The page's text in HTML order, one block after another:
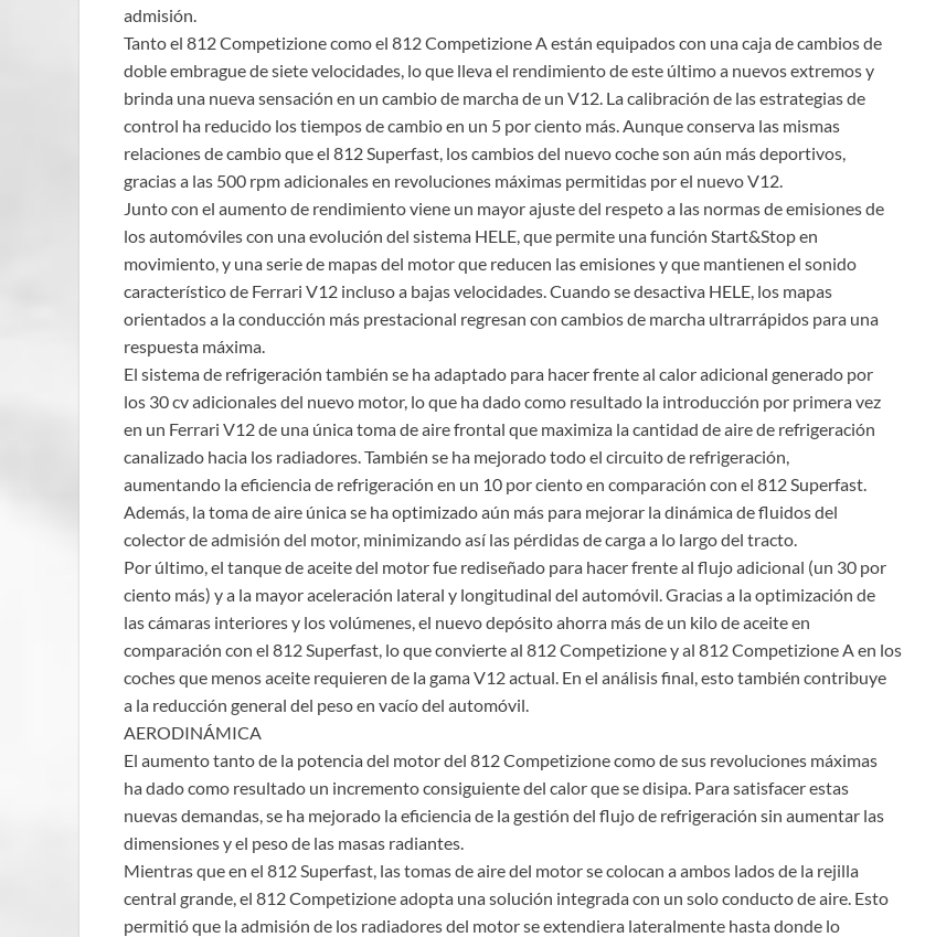
admisión.
Tanto el 812 Competizione como el 812 Competizione A están equipados con una caja de cambios de
doble embrague de siete velocidades, lo que lleva el rendimiento de este último a nuevos extremos y
brinda una nueva sensación en un cambio de marcha de un V12. La calibración de las estrategias de
control ha reducido los tiempos de cambio en un 5 por ciento más. Aunque conserva las mismas
relaciones de cambio que el 812 Superfast, los cambios del nuevo coche son aún más deportivos,
gracias a las 500 rpm adicionales en revoluciones máximas permitidas por el nuevo V12.
Junto con el aumento de rendimiento viene un mayor ajuste del respeto a las normas de emisiones de
los automóviles con una evolución del sistema HELE, que permite una función Start&Stop en
movimiento, y una serie de mapas del motor que reducen las emisiones y que mantienen el sonido
característico de Ferrari V12 incluso a bajas velocidades. Cuando se desactiva HELE, los mapas
orientados a la conducción más prestacional regresan con cambios de marcha ultrarrápidos para una
respuesta máxima.
El sistema de refrigeración también se ha adaptado para hacer frente al calor adicional generado por
los 30 cv adicionales del nuevo motor, lo que ha dado como resultado la introducción por primera vez
en un Ferrari V12 de una única toma de aire frontal que maximiza la cantidad de aire de refrigeración
canalizado hacia los radiadores. También se ha mejorado todo el circuito de refrigeración,
aumentando la eficiencia de refrigeración en un 10 por ciento en comparación con el 812 Superfast.
Además, la toma de aire única se ha optimizado aún más para mejorar la dinámica de fluidos del
colector de admisión del motor, minimizando así las pérdidas de carga a lo largo del tracto.
Por último, el tanque de aceite del motor fue rediseñado para hacer frente al flujo adicional (un 30 por
ciento más) y a la mayor aceleración lateral y longitudinal del automóvil. Gracias a la optimización de
las cámaras interiores y los volúmenes, el nuevo depósito ahorra más de un kilo de aceite en
comparación con el 812 Superfast, lo que convierte al 812 Competizione y al 812 Competizione A en los
coches que menos aceite requieren de la gama V12 actual. En el análisis final, esto también contribuye
a la reducción general del peso en vacío del automóvil.
AERODINÁMICA
El aumento tanto de la potencia del motor del 812 Competizione como de sus revoluciones máximas
ha dado como resultado un incremento consiguiente del calor que se disipa. Para satisfacer estas
nuevas demandas, se ha mejorado la eficiencia de la gestión del flujo de refrigeración sin aumentar las
dimensiones y el peso de las masas radiantes.
Mientras que en el 812 Superfast, las tomas de aire del motor se colocan a ambos lados de la rejilla
central grande, el 812 Competizione adopta una solución integrada con un solo conducto de aire. Esto
permitió que la admisión de los radiadores del motor se extendiera lateralmente hasta donde lo